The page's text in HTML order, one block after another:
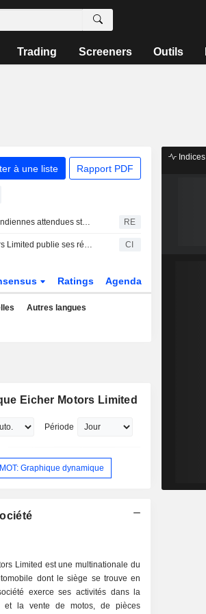
Trading Screeners Outils
à une liste Rapport PDF
Les actions indiennes attendues stables face aux incertitudes sur les taux de la Fed RE
Eicher Motors Limited publie ses résultats pour le premier trimestre clos le 30 juin 2026 CI
Ratings Agenda
Autres langues
Eicher Motors Limited
Période
Graphique dynamique
Limited est une multinationale du
dont le siège se trouve en
exerce ses activités dans la
et la vente de motos, de pièces
Indices